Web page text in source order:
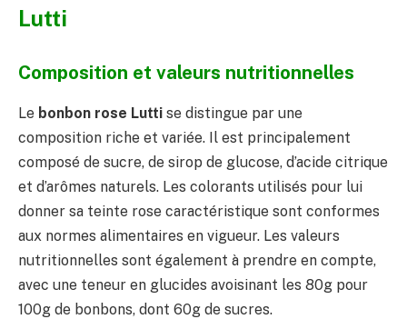
Lutti
Composition et valeurs nutritionnelles
Le bonbon rose Lutti se distingue par une
composition riche et variée. Il est principalement
composé de sucre, de sirop de glucose, d’acide citrique
et d’arômes naturels. Les colorants utilisés pour lui
donner sa teinte rose caractéristique sont conformes
aux normes alimentaires en vigueur. Les valeurs
nutritionnelles sont également à prendre en compte,
avec une teneur en glucides avoisinant les 80g pour
100g de bonbons, dont 60g de sucres.